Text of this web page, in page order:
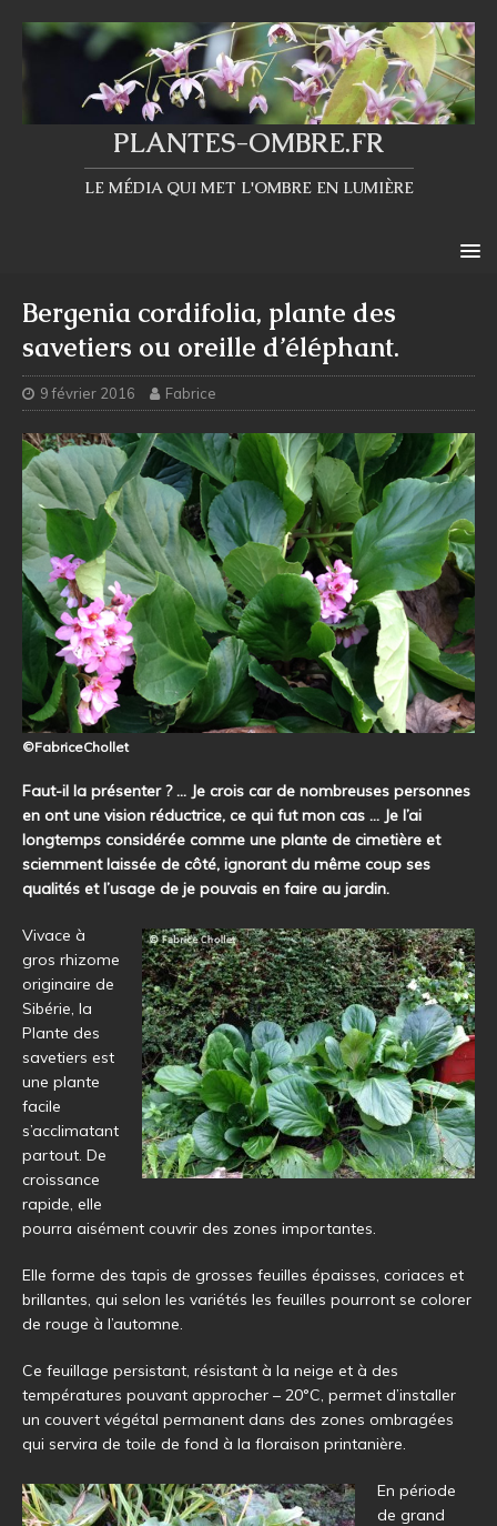
PLANTES-OMBRE.FR
LE MÉDIA QUI MET L'OMBRE EN LUMIÈRE
Bergenia cordifolia, plante des
savetiers ou oreille d’éléphant.
9 février 2016 Fabrice
©FabriceChollet
Faut-il la présenter ? … Je crois car de nombreuses personnes
en ont une vision réductrice, ce qui fut mon cas … Je l’ai
longtemps considérée comme une plante de cimetière et
sciemment laissée de côté, ignorant du même coup ses
qualités et l’usage de je pouvais en faire au jardin.
Vivace à
gros rhizome
originaire de
Sibérie, la
Plante des
savetiers est
une plante
facile
s’acclimatant
partout. De
croissance
rapide, elle
pourra aisément couvrir des zones importantes.
Elle forme des tapis de grosses feuilles épaisses, coriaces et
brillantes, qui selon les variétés les feuilles pourront se colorer
de rouge à l’automne.
Ce feuillage persistant, résistant à la neige et à des
températures pouvant approcher – 20°C, permet d’installer
un couvert végétal permanent dans des zones ombragées
qui servira de toile de fond à la floraison printanière.
En période
de grand